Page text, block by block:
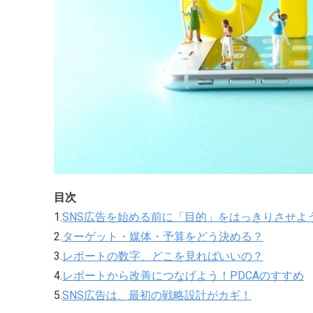
目次
1.SNS広告を始める前に「目的」をはっきりさせよ
2.ターゲット・媒体・予算をどう決める？
3.レポートの数字、どこを見ればいいの？
4.レポートから改善につなげよう！PDCAのすすめ
5.SNS広告は、最初の戦略設計がカギ！